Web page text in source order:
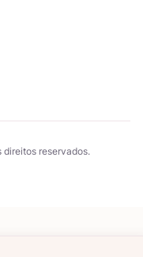
reservados.